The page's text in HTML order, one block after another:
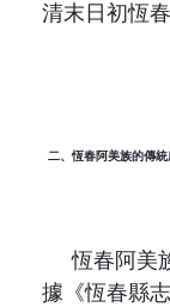
清末日初恆
二、恆春阿美族的傳
恆春阿美
據《恆春縣